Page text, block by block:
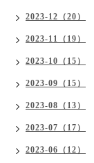
2023-12（20）
2023-11（19）
2023-10（15）
2023-09（15）
2023-08（13）
2023-07（17）
2023-06（12）